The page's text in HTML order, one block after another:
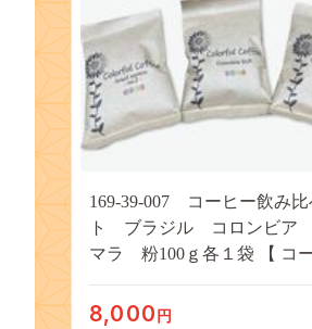
169-39-007 コーヒー飲み比
ト ブラジル コロンビア
マラ 粉100ｇ各１袋 【 コ
8,000 円